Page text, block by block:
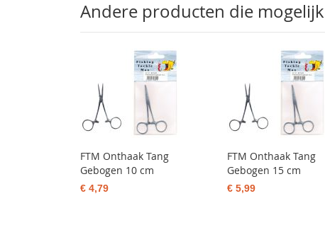
Andere producten die
FTM Onthaak Tang
Gebogen 10 cm
€ 4,79
FTM Onthaak Tang
Gebogen 15 cm
€ 5,99